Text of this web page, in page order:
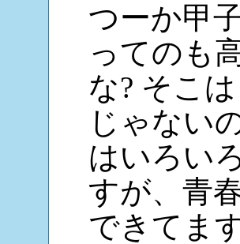
つーか甲
ってのも
な? そこ
じゃない
はいろい
すが、青
できてま